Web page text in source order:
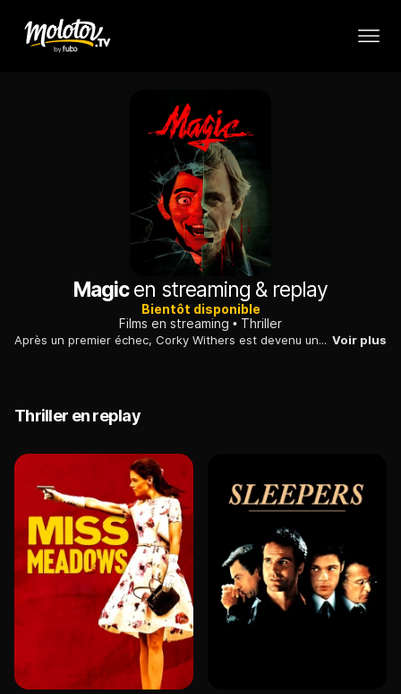
Magicen streaming & replay
Bientôt disponible
Films en streaming
Thriller
Après un premier échec, Corky Withers est devenu une grande vedette du spectacle. Il a pour «partenaire» une marionnette baptisée Fats. Ben Greene, son imprésario, parvient à lui décrocher un contrat, mais Corky se dérobe. Quand Ben retrouve sa trace, il lui affirme que Fats échappe parfois à son contrôle... Voir plus
Thriller en replay